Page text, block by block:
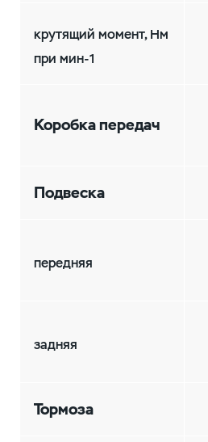
крутящий момент, Нм
при мин-1
Коробка передач
Подвеска
передняя
задняя
Тормоза